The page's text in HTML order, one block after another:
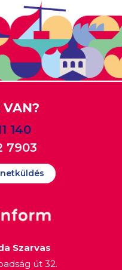
VAN?
140
7903
Szarvas
út 32.